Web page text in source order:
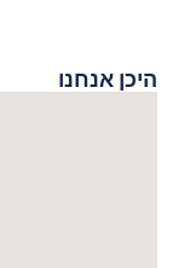
היכן אנחנו